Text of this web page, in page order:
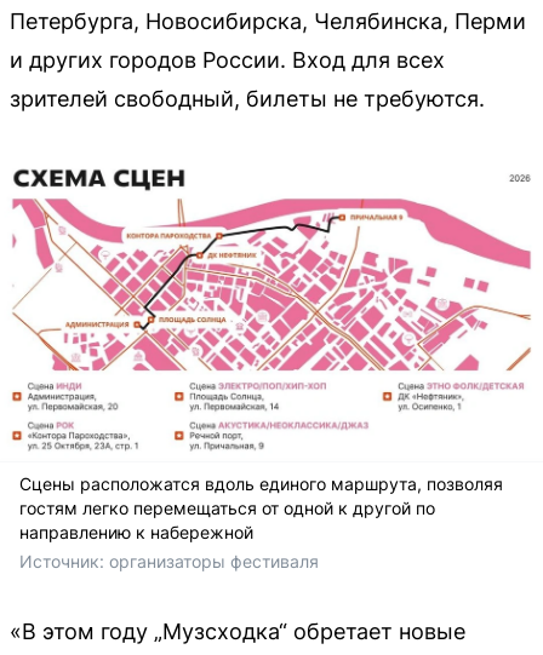
Петербурга, Новосибирска, Челябинска, Перми
и других городов России. Вход для всех
зрителей свободный, билеты не требуются.
Сцены расположатся вдоль единого маршрута, позволяя
гостям легко перемещаться от одной к другой по
направлению к набережной
Источник: организаторы фестиваля
«В этом году „Музсходка“ обретает новые